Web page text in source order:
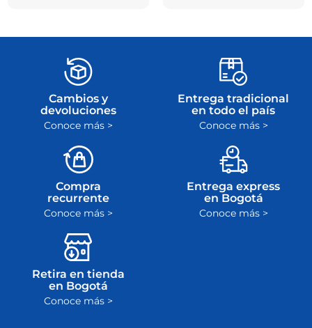
Cambios y
devoluciones
Conoce más >
Entrega tradicional
en todo el país
Conoce más >
Compra
recurrente
Conoce más >
Entrega express
en Bogotá
Conoce más >
Retira en tienda
en Bogotá
Conoce más >